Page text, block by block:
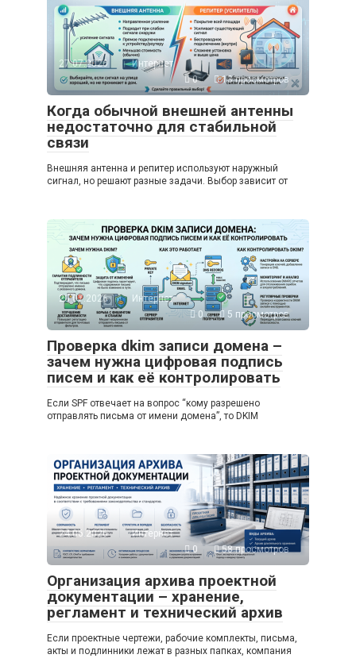
27.07.2026
Интернет
0
13 просмотров
Когда обычной внешней антенны
недостаточно для стабильной
связи
Внешняя антенна и репитер используют наружный
сигнал, но решают разные задачи. Выбор зависит от
20.07.2026
Интернет
0
5 просмотров
Проверка dkim записи домена –
зачем нужна цифровая подпись
писем и как её контролировать
Если SPF отвечает на вопрос “кому разрешено
отправлять письма от имени домена”, то DKIM
24.06.2026
Интернет
0
58 просмотров
Организация архива проектной
документации – хранение,
регламент и технический архив
Если проектные чертежи, рабочие комплекты, письма,
акты и подлинники лежат в разных папках, компания